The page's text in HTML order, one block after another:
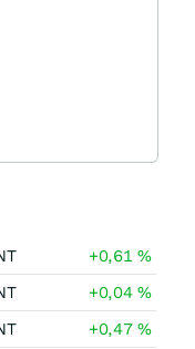
+0,61%
+0,04%
+0,47%